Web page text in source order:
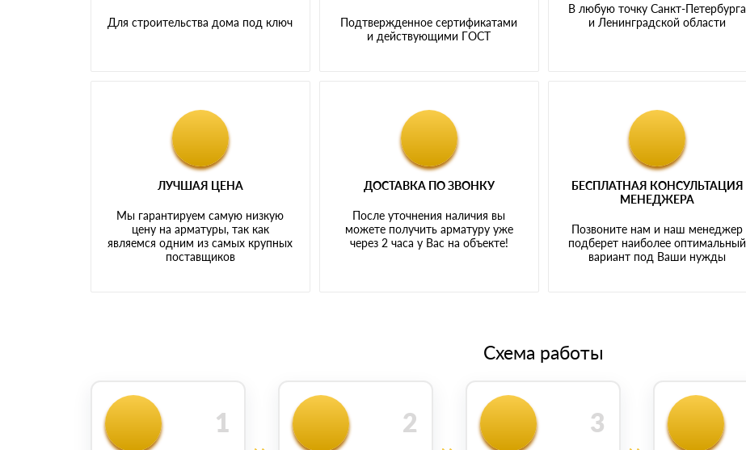
Для строительства дома под ключ
Подтвержденное сертификатами
и действующими ГОСТ
В любую точку Санкт-Петербурга
и Ленинградской области
ЛУЧШАЯ ЦЕНА
Мы гарантируем самую низкую
цену на арматуры, так как
являемся одним из самых крупных
поставщиков
ДОСТАВКА ПО ЗВОНКУ
После уточнения наличия вы
можете получить арматуру уже
через 2 часа у Вас на объекте!
БЕСПЛАТНАЯ КОНСУЛЬТАЦИЯ
МЕНЕДЖЕРА
Позвоните нам и наш менеджер
подберет наиболее оптимальный
вариант под Ваши нужды
Схема работы